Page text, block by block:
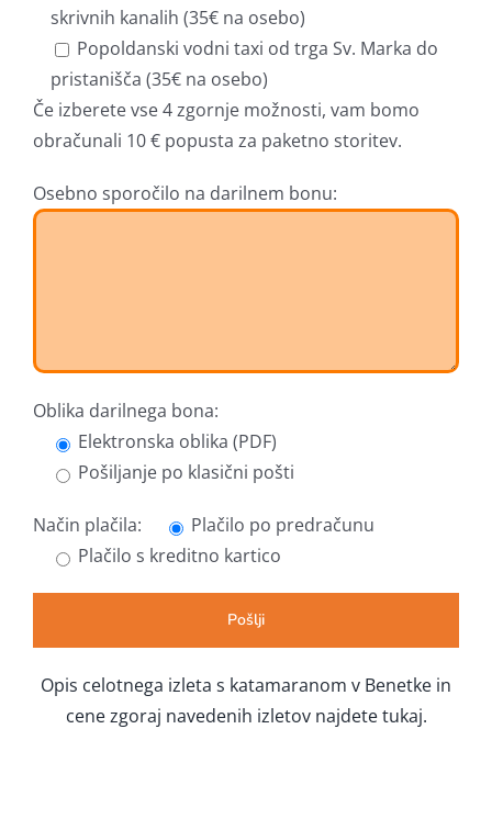
skrivnih kanalih (35€ na osebo)
Popoldanski vodni taxi od trga Sv. Marka do
pristanišča (35€ na osebo)
Če izberete vse 4 zgornje možnosti, vam bomo
obračunali 10 € popusta za paketno storitev.
Osebno sporočilo na darilnem bonu:
Oblika darilnega bona:
Elektronska oblika (PDF)
Pošiljanje po klasični pošti
Način plačila:
Plačilo po predračunu
Plačilo s kreditno kartico
Opis celotnega izleta s katamaranom v Benetke in
cene zgoraj navedenih izletov najdete tukaj.